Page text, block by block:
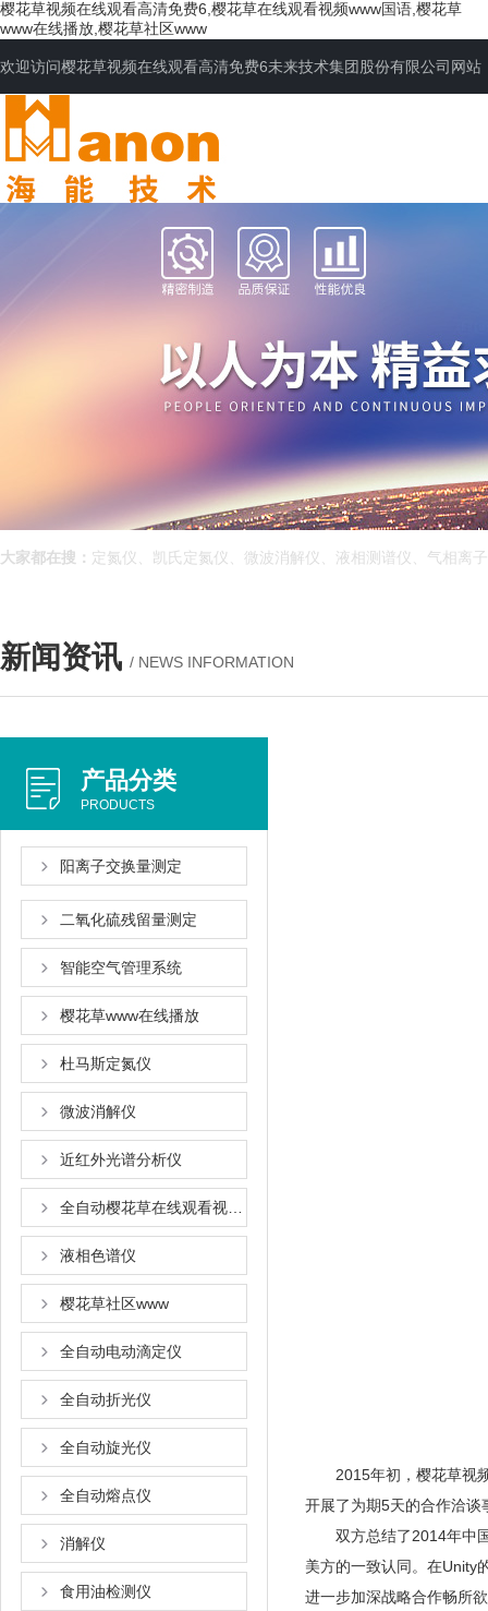
樱花草视频在线观看高清免费6,樱花草在线观看视频www国语,樱花草
www在线播放,樱花草社区www
欢迎访问樱花草视频在线观看高清免费6未来技术集团股份有限公司网站
网站首页
大家都在搜： 定氮仪、凯氏定氮仪、微波消解仪、液相测谱仪、气相离
新闻资讯 / NEWS INFORMATION
产品分类
PRODUCTS
阳离子交换量测定
二氧化硫残留量测定
智能空气管理系统
樱花草www在线播放
杜马斯定氮仪
微波消解仪
近红外光谱分析仪
液相色谱仪
樱花草社区www
全自动电动滴定仪
全自动折光仪
全自动旋光仪
全自动熔点仪
消解仪
食用油检测仪
2015年初，樱花草视
开展了为期5天的合作洽谈事
双方总结了2014年中国近
美方的一致认同。在Unity
进一步加深战略合作畅所欲